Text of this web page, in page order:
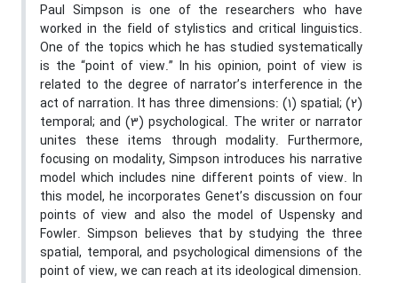
Paul Simpson is one of the researchers who have
worked in the field of stylistics and critical linguistics.
One of the topics which he has studied systematically
is the “point of view.” In his opinion, point of view is
related to the degree of narrator’s interference in the
act of narration. It has three dimensions: (1) spatial; (2)
temporal; and (3) psychological. The writer or narrator
unites these items through modality. Furthermore,
focusing on modality, Simpson introduces his narrative
model which includes nine different points of view. In
this model, he incorporates Genet’s discussion on four
points of view and also the model of Uspensky and
Fowler. Simpson believes that by studying the three
spatial, temporal, and psychological dimensions of the
point of view, we can reach at its ideological dimension.